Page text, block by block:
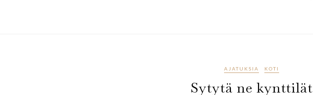
AJATUKSIA KOTI
Sytytä ne kynttilät